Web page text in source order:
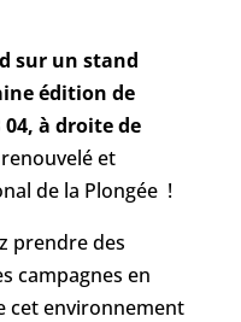
sur un stand
édition de
04, à droite de
et
de la Plongée !
prendre des
campagnes en
cet environnement